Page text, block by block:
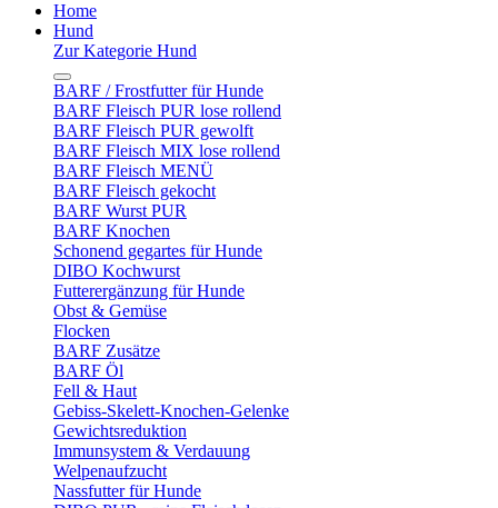
Home
Hund
Zur Kategorie Hund
BARF / Frostfutter für Hunde
BARF Fleisch PUR lose rollend
BARF Fleisch PUR gewolft
BARF Fleisch MIX lose rollend
BARF Fleisch MENÜ
BARF Fleisch gekocht
BARF Wurst PUR
BARF Knochen
Schonend gegartes für Hunde
DIBO Kochwurst
Futterergänzung für Hunde
Obst & Gemüse
Flocken
BARF Zusätze
BARF Öl
Fell & Haut
Gebiss-Skelett-Knochen-Gelenke
Gewichtsreduktion
Immunsystem & Verdauung
Welpenaufzucht
Nassfutter für Hunde